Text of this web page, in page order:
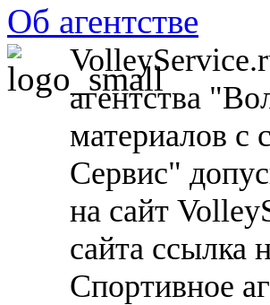
Об агентстве
агентства
материалов с
Сервис"
на сайт
сайта ссылка
Спортивное